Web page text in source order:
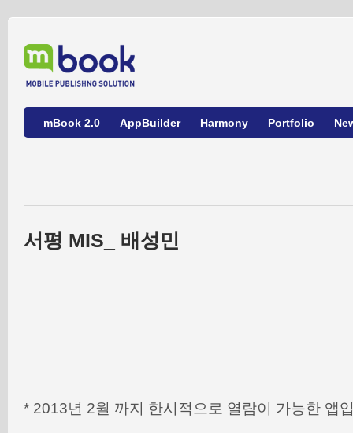
mBook 2.0 AppBuilder Harmony Portfolio
서평 MIS_ 배성민
* 2013년 2월 까지 한시적으로 열람이 가능한 앱